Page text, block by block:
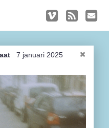
7 januari 2025